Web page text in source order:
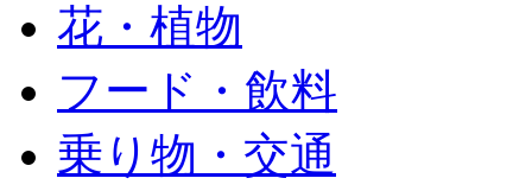
花・植物
フード・飲料
乗り物・交通